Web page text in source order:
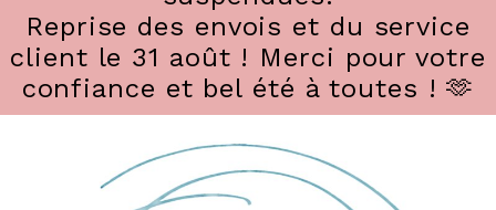
Reprise des envois et du service
client le 31 août ! Merci pour votre
confiance et bel été à toutes ! 🫶